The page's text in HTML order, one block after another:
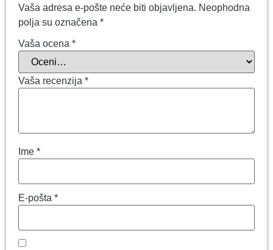
Vaša adresa e-pošte neće biti objavljena. Neophodna
polja su označena *
Vaša ocena *
Vaša recenzija *
Ime *
E-pošta *